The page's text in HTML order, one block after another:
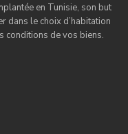
en Tunisie, son but
dans le choix d’habitation
conditions de vos biens.